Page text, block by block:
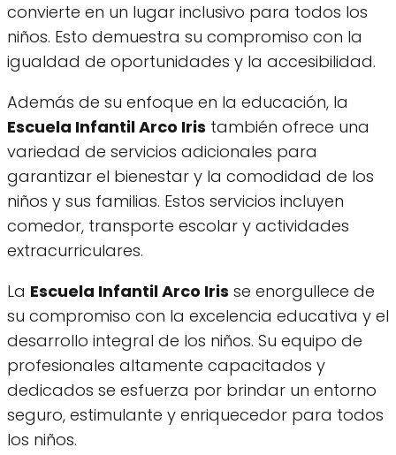
convierte en un lugar inclusivo para todos los
niños. Esto demuestra su compromiso con la
igualdad de oportunidades y la accesibilidad.
Además de su enfoque en la educación, la
Escuela Infantil Arco Iris también ofrece una
variedad de servicios adicionales para
garantizar el bienestar y la comodidad de los
niños y sus familias. Estos servicios incluyen
comedor, transporte escolar y actividades
extracurriculares.
La Escuela Infantil Arco Iris se enorgullece de
su compromiso con la excelencia educativa y el
desarrollo integral de los niños. Su equipo de
profesionales altamente capacitados y
dedicados se esfuerza por brindar un entorno
seguro, estimulante y enriquecedor para todos
los niños.